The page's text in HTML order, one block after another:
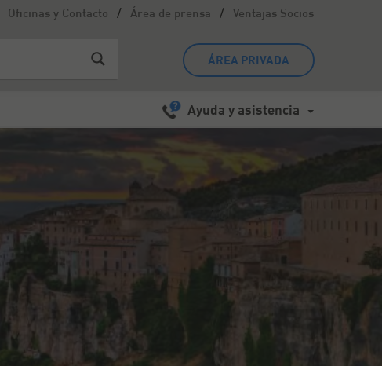
Oficinas y Contacto / Área de prensa / Ventajas Socios
ÁREA PRIVADA
Ayuda y asistencia